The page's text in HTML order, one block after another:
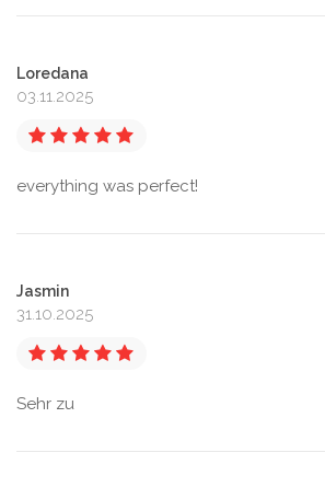
Loredana
03.11.2025
everything was perfect!
Jasmin
31.10.2025
Sehr zu